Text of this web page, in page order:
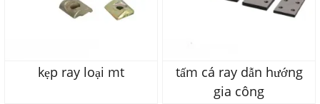
kẹp ray loại mt
tấm cá ray dẫn hướng
gia công